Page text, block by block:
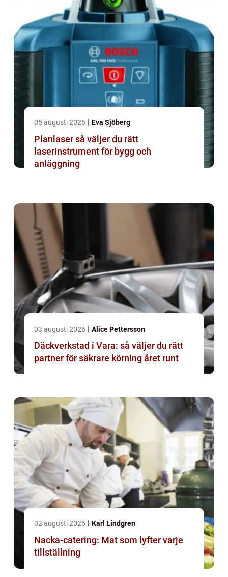
05 augusti 2026 Eva Sjöberg
Planlaser så väljer du rätt
laserinstrument för bygg och
anläggning
03 augusti 2026 Alice Pettersson
Däckverkstad i Vara: så väljer du rätt
partner för säkrare körning året runt
02 augusti 2026 Karl Lindgren
Nacka-catering: Mat som lyfter varje
tillställning